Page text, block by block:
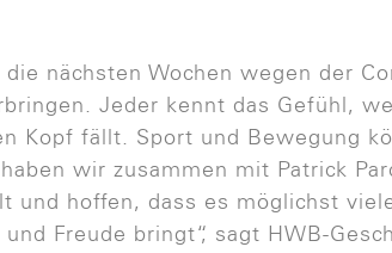
nächsten Wochen wegen der
Jeder kennt das Gefühl,
Kopf fällt. Sport und Bewegung
wir zusammen mit Patrick
und hoffen, dass es möglichst
Freude bringt“, sagt HWB-